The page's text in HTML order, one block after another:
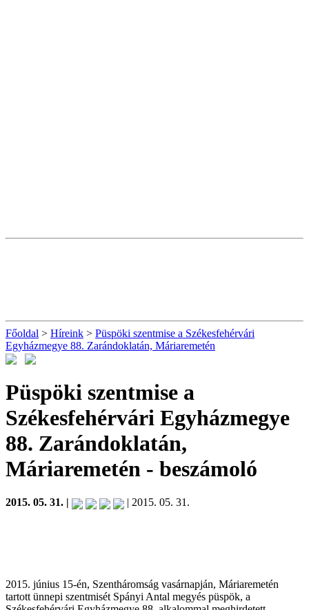
Főoldal > Híreink > Püspöki szentmise a Székesfehérvári
Egyházmegye 88. Zarándoklatán, Máriaremetén
Püspöki szentmise a
Székesfehérvári Egyházmegye
88. Zarándoklatán,
Máriaremetén - beszámoló
2015. 05. 31. | | 2015. 05. 31.
2015. június 15-én, Szentháromság vasárnapján, Máriaremetén
tartott ünnepi szentmisét Spányi Antal megyés püspök, a